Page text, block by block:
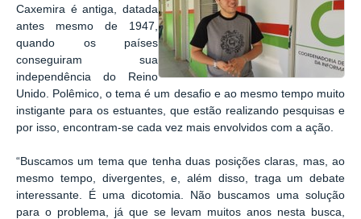
Caxemira é antiga, datada
antes mesmo de 1947,
quando os países
conseguiram sua
independência do Reino
Unido. Polêmico, o tema é um desafio e ao mesmo tempo muito
instigante para os estuantes, que estão realizando pesquisas e
por isso, encontram-se cada vez mais envolvidos com a ação.
“Buscamos um tema que tenha duas posições claras, mas, ao
mesmo tempo, divergentes, e, além disso, traga um debate
interessante. É uma dicotomia. Não buscamos uma solução
para o problema, já que se levam muitos anos nesta busca,